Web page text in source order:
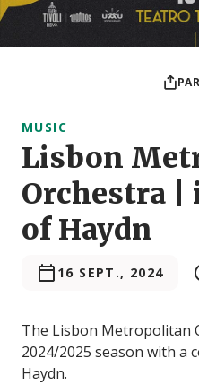
MUSIC
Lisbon
Orchestra |
of Haydn
16 SEPT., 2024
The Lisbon Metropolitan
2024/2025 season with a
Haydn.